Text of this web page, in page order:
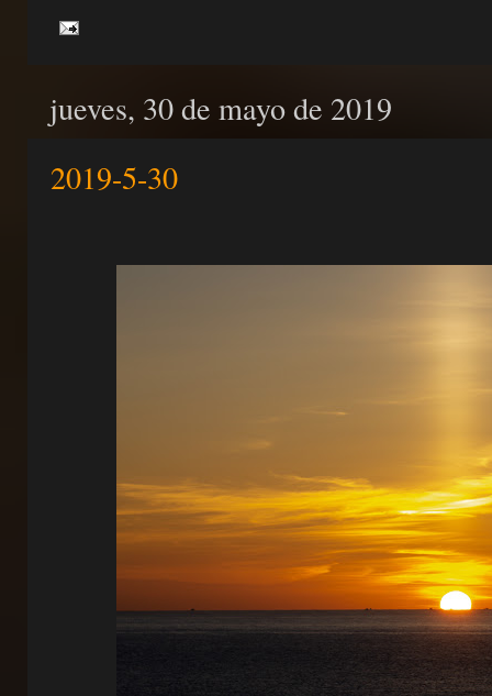
jueves, 30 de mayo de 2019
2019-5-30